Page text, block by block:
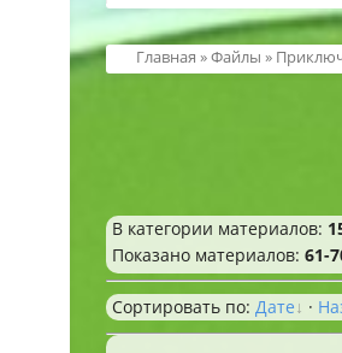
Главная »Файлы »
В категории материалов:
Показано материалов: 61-
Сортировать по: Дате ·